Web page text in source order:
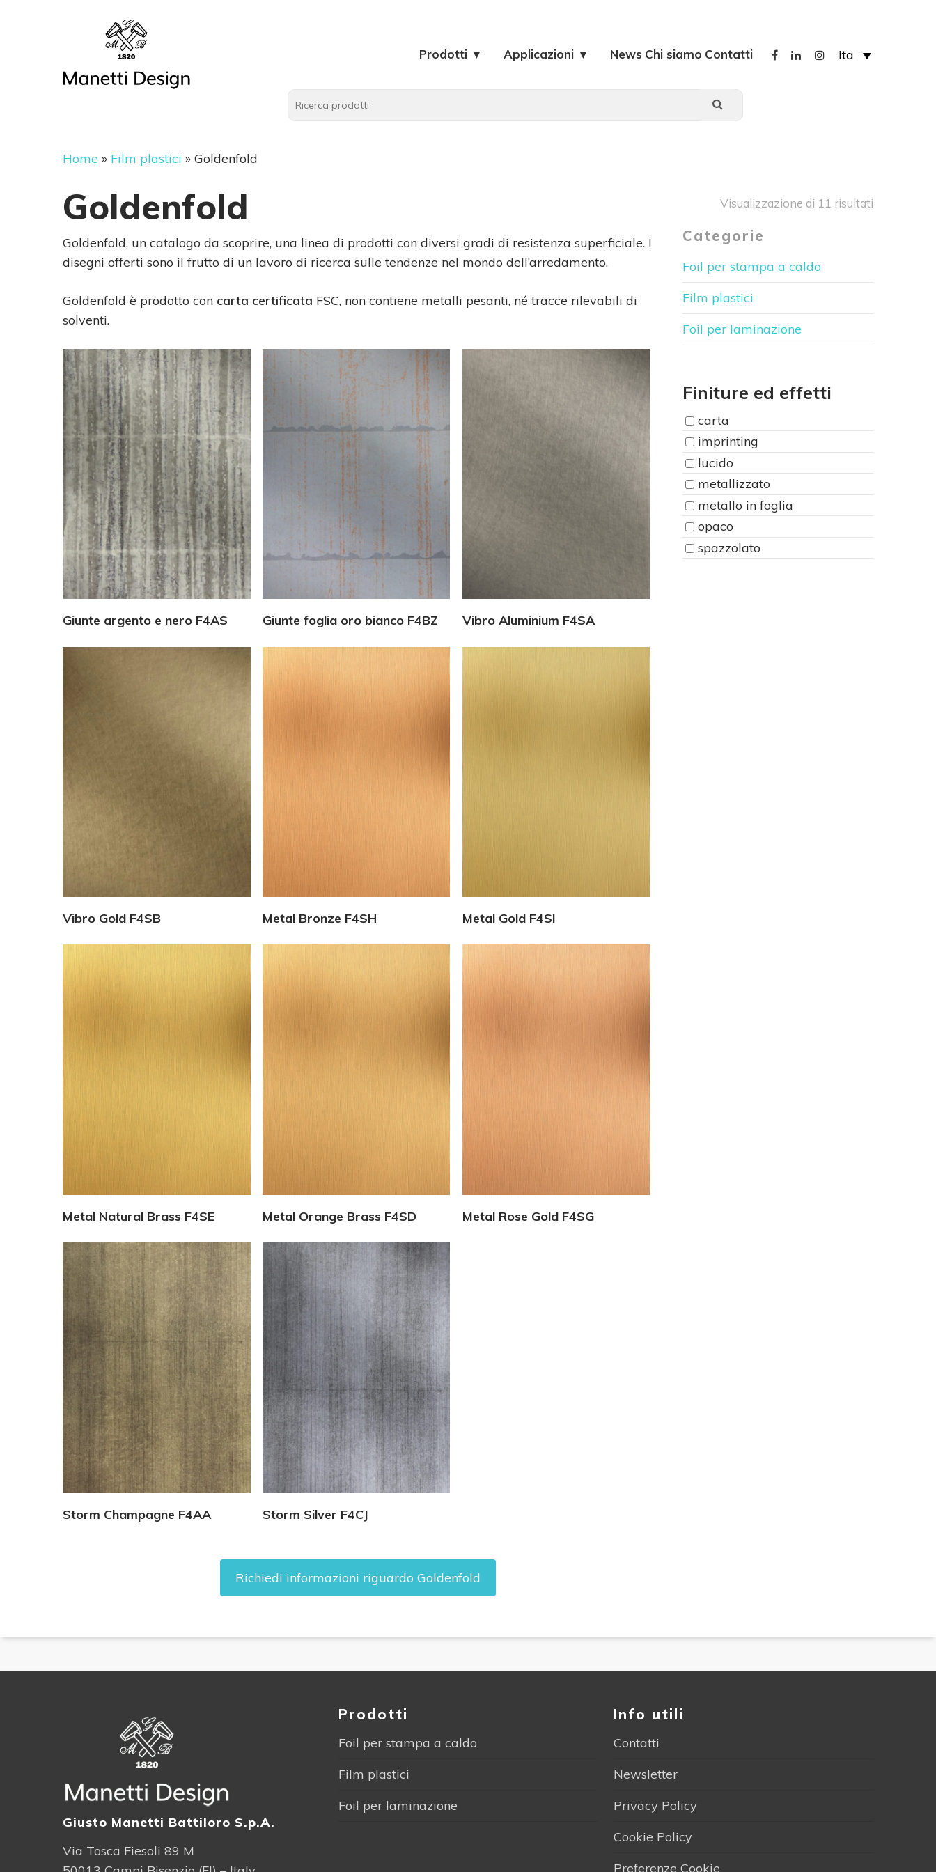
Ita
Prodotti ▼ Applicazioni ▼ News Chi siamo Contatti
Home » Film plastici » Goldenfold
Goldenfold Visualizzazione di 11 risultati
Goldenfold, un catalogo da scoprire, una linea di prodotti con diversi gradi di resistenza superficiale. I
disegni offerti sono il frutto di un lavoro di ricerca sulle tendenze nel mondo dell’arredamento.
Goldenfold è prodotto con carta certificata FSC, non contiene metalli pesanti, né tracce rilevabili di
solventi.
Giunte argento e nero F4AS Giunte foglia oro bianco F4BZ Vibro Aluminium F4SA
Vibro Gold F4SB Metal Bronze F4SH Metal Gold F4SI
Metal Natural Brass F4SE Metal Orange Brass F4SD Metal Rose Gold F4SG
Storm Champagne F4AA Storm Silver F4CJ
Richiedi informazioni riguardo Goldenfold
Categorie
Foil per stampa a caldo
Film plastici
Foil per laminazione
Finiture ed effetti
carta
imprinting
lucido
metallizzato
metallo in foglia
opaco
spazzolato
Giusto Manetti Battiloro S.p.A.
Via Tosca Fiesoli 89 M
Prodotti
Foil per stampa a caldo
Film plastici
Foil per laminazione
Info utili
Contatti
Newsletter
Privacy Policy
Cookie Policy
Preferenze Cookie